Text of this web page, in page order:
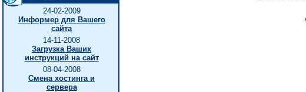
24-02-2009
Информер для Вашего
сайта
14-11-2008
Загрузка Ваших
инструкций на сайт
08-04-2008
Смена хостинга и
сервера